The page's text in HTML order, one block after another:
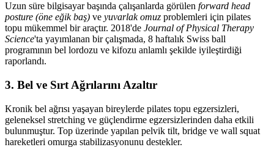
Uzun süre bilgisayar başında çalışanlarda görülen forward head
posture (öne eğik baş) ve yuvarlak omuz problemleri için pilates
topu mükemmel bir araçtır. 2018'de Journal of Physical Therapy
Science'ta yayımlanan bir çalışmada, 8 haftalık Swiss ball
programının bel lordozu ve kifozu anlamlı şekilde iyileştirdiği
raporlandı.
3. Bel ve Sırt Ağrılarını Azaltır
Kronik bel ağrısı yaşayan bireylerde pilates topu egzersizleri,
geleneksel stretching ve güçlendirme egzersizlerinden daha etkili
bulunmuştur. Top üzerinde yapılan pelvik tilt, bridge ve wall squat
hareketleri omurga stabilizasyonunu destekler.